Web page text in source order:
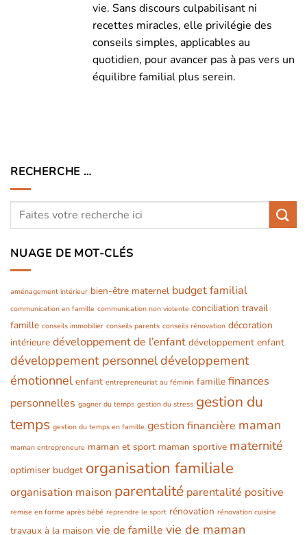
vie. Sans discours culpabilisant ni
recettes miracles, elle privilégie des
conseils simples, applicables au
quotidien, pour avancer pas à pas vers un
équilibre familial plus serein.
RECHERCHE …
NUAGE DE MOT-CLÉS
aménagement intérieur bien-être maternel budget familial
communication en famille communication non violente conciliation travail
famille conseils immobilier conseils parents conseils rénovation décoration
intérieure développement de l’enfant développement enfant
développement personneldéveloppement
émotionnel enfant entrepreneuriat au féminin famille finances
personnelles gagner du temps gestion du stress gestion du
temps gestion du temps en famille gestion financière maman
maman entrepreneure maman et sport maman sportive maternité
optimiser budget organisation familiale
organisation maison parentalité parentalité positive
remise en forme après bébé reprendre le sport rénovation rénovation cuisine
travaux à la maison vie de famille vie de maman